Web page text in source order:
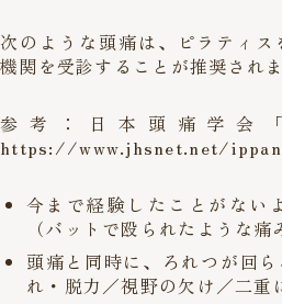
次のような頭痛は、ピラティ
機関を受診することが推奨されま
参考：日本頭痛学会
https://www.jhsnet.net/
今まで経験したことがない
（バットで殴られたような痛
頭痛と同時に、ろれつが回
れ・脱力／視野の欠け／二重